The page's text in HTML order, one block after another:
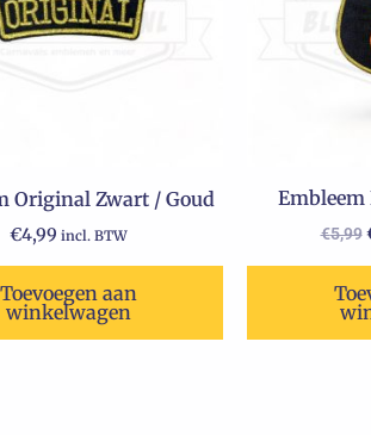
Original Zwart / Goud
€4,99 incl. BTW
Toevoegen aan
winkelwagen
Embleem
€5,99